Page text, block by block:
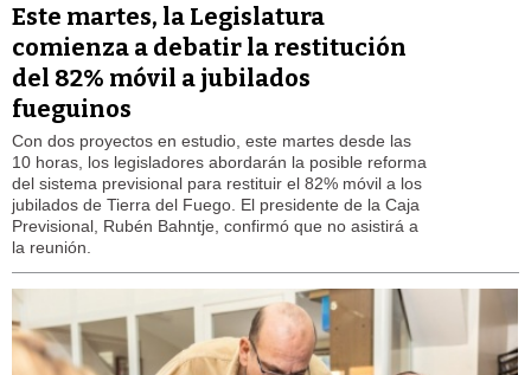
Este martes, la Legislatura
comienza a debatir la restitución
del 82% móvil a jubilados
fueguinos
Con dos proyectos en estudio, este martes desde las
10 horas, los legisladores abordarán la posible reforma
del sistema previsional para restituir el 82% móvil a los
jubilados de Tierra del Fuego. El presidente de la Caja
Previsional, Rubén Bahntje, confirmó que no asistirá a
la reunión.